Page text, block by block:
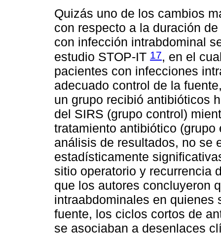
Quizás uno de los cambios
con respecto a la duración
con infección intrabdominal
estudio STOP-IT 17, en el
pacientes con infecciones
adecuado control de la
un grupo recibió antibióticos
del SIRS (grupo control)
tratamiento antibiótico
análisis de resultados, no se
estadísticamente
sitio operatorio y recurrencia
que los autores concluyeron
intraabdominales en quienes
fuente, los ciclos cortos de
se asociaban a desenlaces